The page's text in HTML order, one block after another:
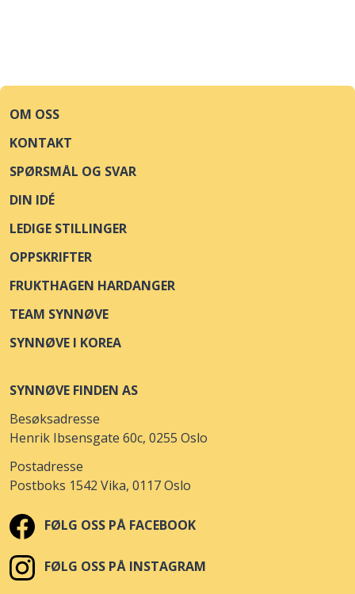
OM OSS
KONTAKT
SPØRSMÅL OG SVAR
DIN IDÉ
LEDIGE STILLINGER
OPPSKRIFTER
FRUKTHAGEN HARDANGER
TEAM SYNNØVE
SYNNØVE I KOREA
SYNNØVE FINDEN AS
Besøksadresse
Henrik Ibsensgate 60c, 0255 Oslo
Postadresse
Postboks 1542 Vika, 0117 Oslo
FØLG OSS PÅ FACEBOOK
FØLG OSS PÅ INSTAGRAM